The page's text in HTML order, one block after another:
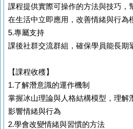
課程提供實際可操作的方法與技巧，
在生活中立即應用，改善情緒與行為
5.專屬支持
課後社群交流群組，確保學員能長期
【課程收穫】
1.了解潛意識的運作機制
掌握冰山理論與人格結構模型，理解
影響情緒與行為
2.學會改變情緒與習慣的方法